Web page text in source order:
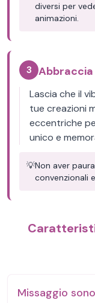
diversi per
animazioni.
3
Lascia che il
tue creazioni
eccentriche
unico e
💡Non aver
convenzionali
Missaggio